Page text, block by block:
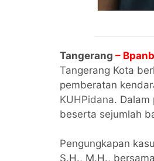
Tangerang –
Tangerang Kota
pemberatan
KUHPidana. Dalam
beserta sejumlah
Pengungkapan
S.H., M.H.,